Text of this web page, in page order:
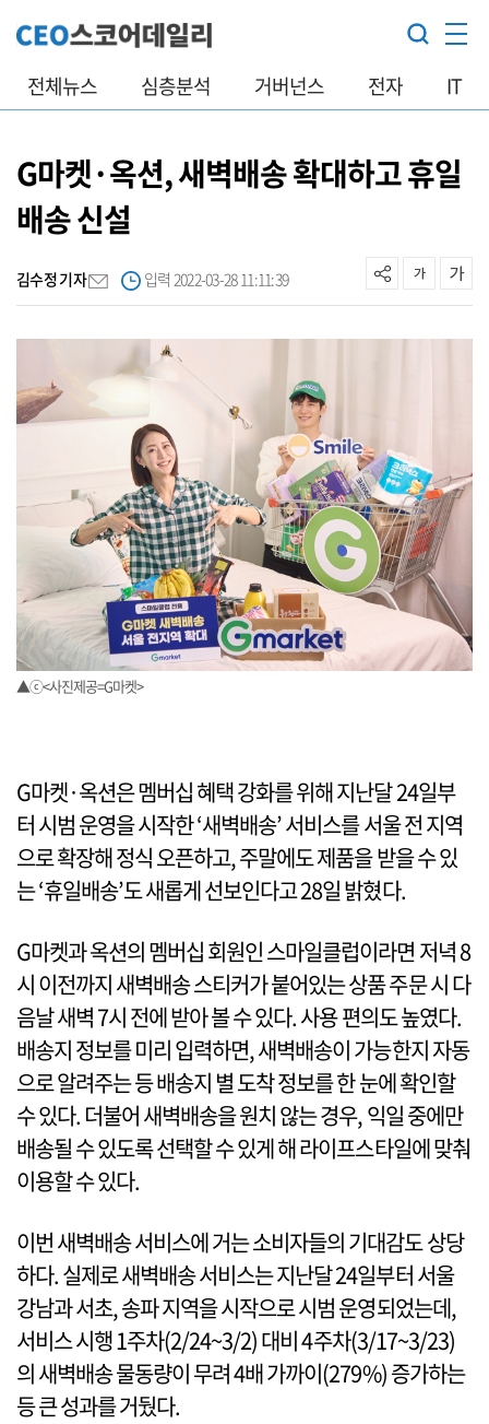
전체뉴스 심층분석 거버넌스 전자 IT
G마켓·옥션, 새벽배송 확대하고 휴일
배송 신설
김수정 기자 입력 2022-03-28 11:11:39
▲ⓒ<사진제공=G마켓>
G마켓·옥션은 멤버십 혜택 강화를 위해 지난달 24일부
터 시범 운영을 시작한 ‘새벽배송’ 서비스를 서울 전 지역
으로 확장해 정식 오픈하고, 주말에도 제품을 받을 수 있
는 ‘휴일배송’도 새롭게 선보인다고 28일 밝혔다.
G마켓과 옥션의 멤버십 회원인 스마일클럽이라면 저녁 8
시 이전까지 새벽배송 스티커가 붙어있는 상품 주문 시 다
음날 새벽 7시 전에 받아 볼 수 있다. 사용 편의도 높였다.
배송지 정보를 미리 입력하면, 새벽배송이 가능한지 자동
으로 알려주는 등 배송지 별 도착 정보를 한 눈에 확인할
수 있다. 더불어 새벽배송을 원치 않는 경우, 익일 중에만
배송될 수 있도록 선택할 수 있게 해 라이프스타일에 맞춰
이용할 수 있다.
이번 새벽배송 서비스에 거는 소비자들의 기대감도 상당
하다. 실제로 새벽배송 서비스는 지난달 24일부터 서울
강남과 서초, 송파 지역을 시작으로 시범 운영되었는데,
서비스 시행 1주차(2/24~3/2) 대비 4주차(3/17~3/23)
의 새벽배송 물동량이 무려 4배 가까이(279%) 증가하는
등 큰 성과를 거뒀다.